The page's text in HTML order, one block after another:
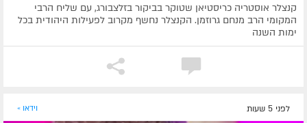
קנצלר אוסטריה כריסטיאן שטוקר בביקור בזלצבורג, עם שליח הרבי
המקומי הרב מנחם גרוזמן. הקנצלר נחשף מקרוב לפעילות היהודית בכל
ימות השנה
לפני 5 שעות וידאו »